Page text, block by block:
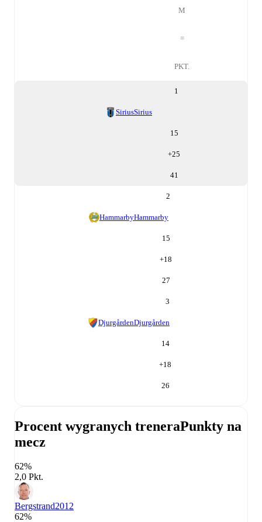
M
=
PKT.
1
SiriusSirius
15
+25
41
2
HammarbyHammarby
15
+18
27
3
DjurgårdenDjurgården
14
+18
26
Procent wygranych treneraPunkty na
mecz
62%
2,0 Pkt.
Bergstrand2012
62%